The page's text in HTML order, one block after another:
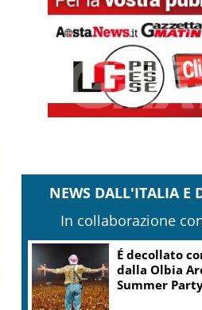
NEWS DALL'ITALIA E
In collaborazione
É decollato
dalla Olbia
Summer